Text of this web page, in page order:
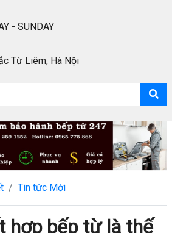
- SUNDAY
Từ Liêm, Hà Nội
Tin tức Mới
hợp bếp từ là thế